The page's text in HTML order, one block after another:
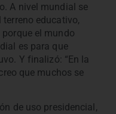
A nivel mundial se
educativo,
el mundo
es para que
Y finalizó: “En la
que muchos se
de uso presidencial,